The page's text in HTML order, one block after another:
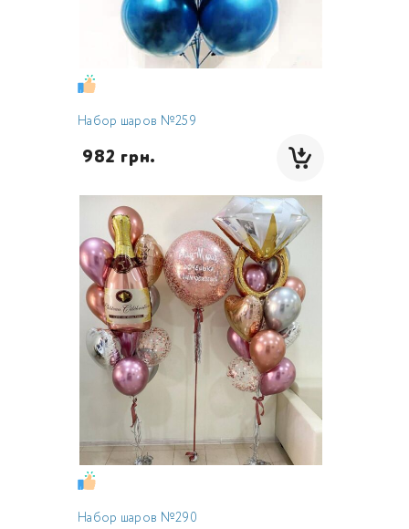
Набор шаров №259
982 грн.
Набор шаров №290